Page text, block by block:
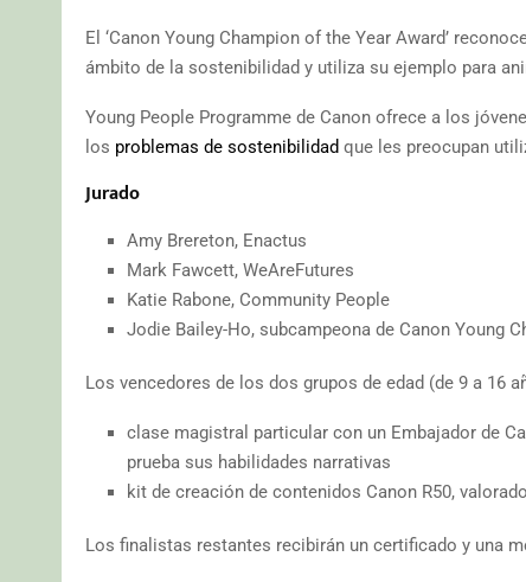
El ‘Canon Young Champion of the Year Award’
ámbito de la sostenibilidad y utiliza su ejemplo para
Young People Programme de Canon ofrece a los
los problemas de sostenibilidad que les preocupan
Jurado
Amy Brereton, Enactus
Mark Fawcett, WeAreFutures
Katie Rabone, Community People
Jodie Bailey-Ho, subcampeona de Canon Young
Los vencedores de los dos grupos de edad (de 9 a 16
clase magistral particular con un Embajador de
prueba sus habilidades narrativas
kit de creación de contenidos Canon R50,
Los finalistas restantes recibirán un certificado y una